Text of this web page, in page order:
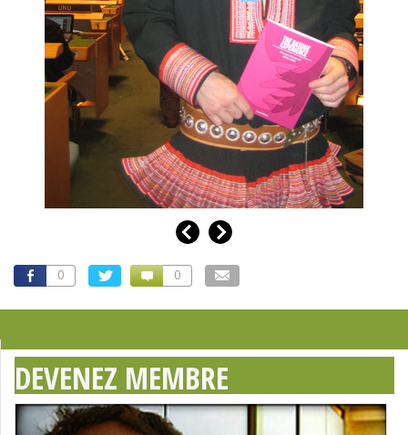
0 0
DEVENEZ MEMBRE